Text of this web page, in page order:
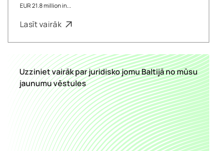
EUR 21.8 million in...
Lasīt vairāk
Uzziniet vairāk par juridisko jomu Baltijā no mūsu
jaunumu vēstules